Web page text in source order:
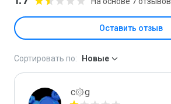
Оставить отзыв
Сортировать по: Новые
c۞g